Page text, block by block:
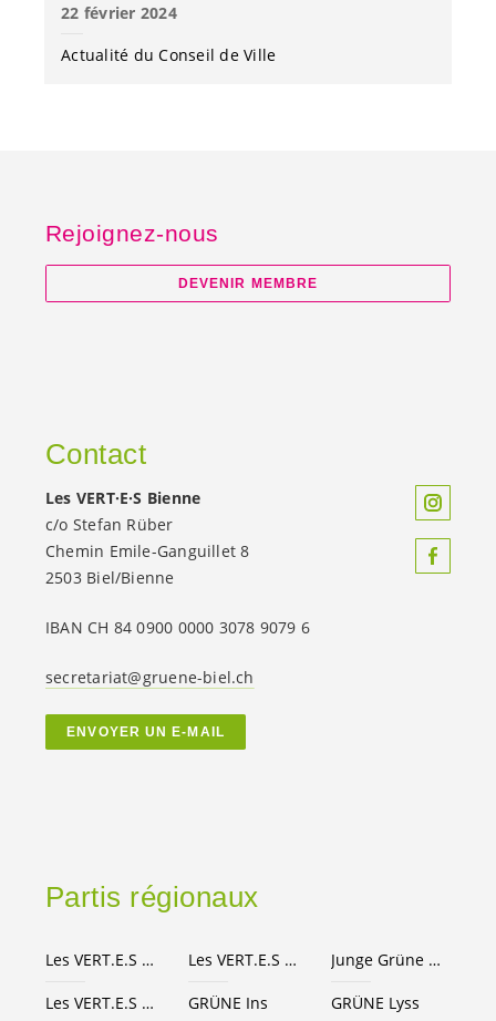
22 février 2024
Actualité du Conseil de Ville
Partis régionaux
Les VERT.E.S Les VERT.E.S Junge Grüne Kanton Bern
Les VERT.E.S GRÜNE Ins GRÜNE Lyss
Rejoignez-nous
DEVENIR MEMBRE
Contact
Les VERT·E·S Bienne
c/o Stefan Rüber
Chemin Emile-Ganguillet 8
2503 Biel/Bienne
IBAN CH 84 0900 0000 3078 9079 6
secretariat@gruene-biel.ch
ENVOYER UN E-MAIL